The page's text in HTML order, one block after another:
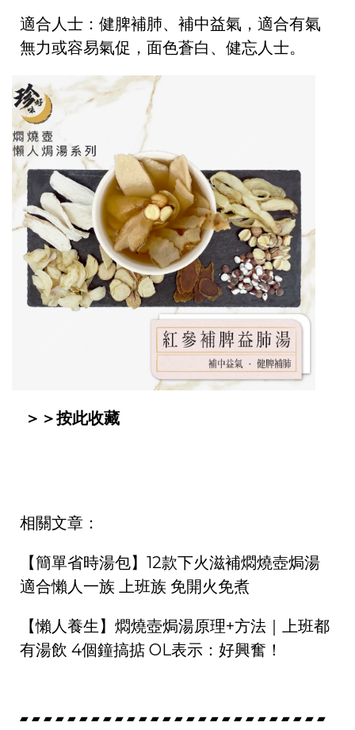
適合人士：健脾補肺、補中益氣，適合有氣
無力或容易氣促，面色蒼白、健忘人士。
＞＞按此收藏
相關文章：
【簡單省時湯包】12款下火滋補燜燒壺焗湯
適合懶人一族 上班族 免開火免煮
【懶人養生】燜燒壺焗湯原理+方法｜上班都
有湯飲 4個鐘搞掂 OL表示：好興奮！
▰ ▰ ▰ ▰ ▰ ▰ ▰ ▰ ▰ ▰ ▰ ▰ ▰ ▰ ▰ ▰ ▰ ▰ ▰ ▰ ▰ ▰ ▰ ▰ ▰ ▰